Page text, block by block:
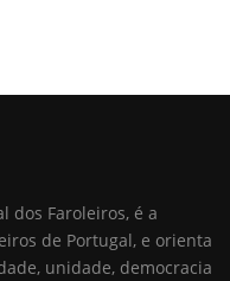
dos Faroleiros, é a
de Portugal, e orienta
unidade, democracia